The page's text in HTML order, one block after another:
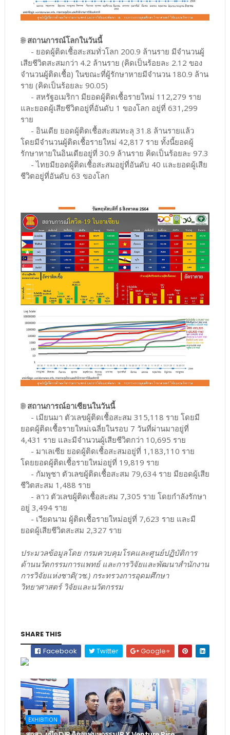
🌐สถานการณ์โลกในวันนี้
- ยอดผู้ติดเชื้อสะสมทั่วโลก 200.9 ล้านราย มีจำนวนผู้
เสียชีวิตสะสมกว่า 4.2 ล้านราย (คิดเป็นร้อยละ 2.12 ของ
จำนวนผู้ติดเชื้อ) ในขณะที่ผู้รักษาหายมีจำนวน 180.9 ล้าน
ราย (คิดเป็นร้อยละ 90.05)
- สหรัฐอเมริกา มียอดผู้ติดเชื้อรายใหม่ 112,279 ราย
และยอดผู้เสียชีวิตอยู่ที่อันดับ 1 ของโลก อยู่ที่ 631,299
ราย
- อินเดีย ยอดผู้ติดเชื้อสะสมทะลุ 31.8 ล้านรายแล้ว
โดยมีจำนวนผู้ติดเชื้อรายใหม่ 42,817 ราย ทั้งนี้ยอดผู้
รักษาหายในอินเดียอยู่ที่ 30.9 ล้านราย คิดเป็นร้อยละ 97.3
- ไทยมียอดผู้ติดเชื้อสะสมอยู่ที่อันดับ 40 และยอดผู้เสีย
ชีวิตอยู่ที่อันดับ 63 ของโลก
🌐สถานการณ์อาเซียนในวันนี้
- เมียนมา ตัวเลขผู้ติดเชื้อสะสม 315,118 ราย โดยมี
ยอดผู้ติดเชื้อรายใหม่เฉลี่ยในรอบ 7 วันที่ผ่านมาอยู่ที่
4,431 ราย และมีจำนวนผู้เสียชีวิตกว่า 10,695 ราย
- มาเลเซีย ยอดผู้ติดเชื้อสะสมอยู่ที่ 1,183,110 ราย
โดยยอดผู้ติดเชื้อรายใหม่อยู่ที่ 19,819 ราย
- กัมพูชา ตัวเลขผู้ติดเชื้อสะสม 79,634 ราย มียอดผู้เสีย
ชีวิตสะสม 1,488 ราย
- ลาว ตัวเลขผู้ติดเชื้อสะสม 7,305 ราย โดยกำลังรักษา
อยู่ 3,494 ราย
- เวียดนาม ผู้ติดเชื้อรายใหม่อยู่ที่ 7,623 ราย และมี
ยอดผู้เสียชีวิตสะสม 2,327 ราย
ประมวลข้อมูลโดย กรมควบคุมโรคและศูนย์ปฏิบัติการ
ด้านนวัตกรรมการแพทย์ และการวิจัยและพัฒนาสำนักงาน
การวิจัยแห่งชาติ(วช.) กระทรวงการอุดมศึกษา
วิทยาศาสตร์ วิจัยและนวัตกรรม
SHARE THIS
Facebook
Twitter Google+
EXHIBITION